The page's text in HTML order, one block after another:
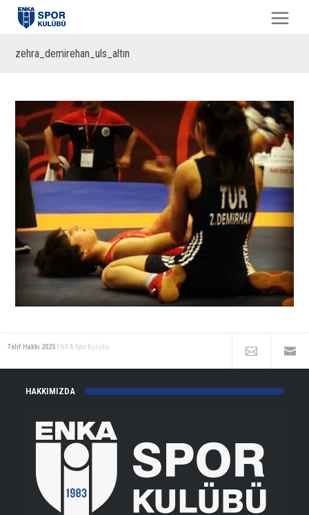
zehra_demirehan_uls_altın
Telif Hakkı 2025 ENKA Spor Kulübü
HAKKIMIZDA